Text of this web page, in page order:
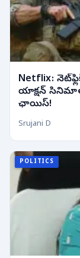
Netflix:
యాక్షన్
ఛాయిస్!
Srujani D
POLITICS